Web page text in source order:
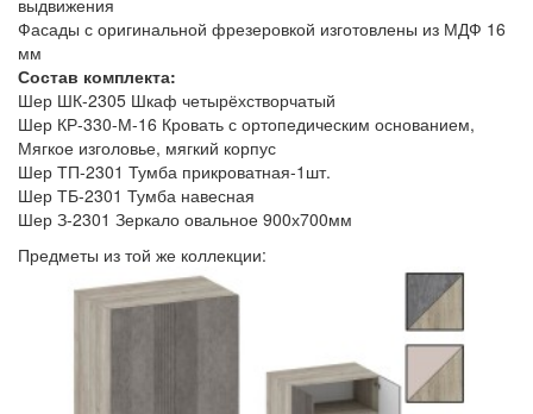
Фасады с оригинальной фрезеровкой изготовлены из МДФ 16
мм
Состав комплекта:
Шер ШК-2305 Шкаф четырёхстворчатый
Шер КР-330-М-16 Кровать с ортопедическим основанием,
Мягкое изголовье, мягкий корпус
Шер ТП-2301 Тумба прикроватная-1шт.
Шер ТБ-2301 Тумба навесная
Шер З-2301 Зеркало овальное 900х700мм
Предметы из той же коллекции: